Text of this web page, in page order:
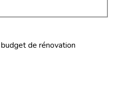
de rénovation